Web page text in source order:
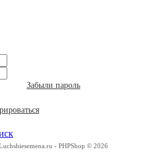
Забыли пароль
- PHPShop © 2026